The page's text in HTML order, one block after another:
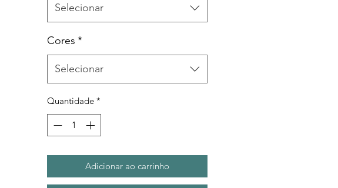
Selecionar
Cores *
Selecionar
Quantidade *
Adicionar ao carrinho